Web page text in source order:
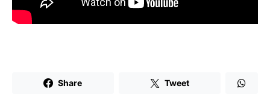
Share Tweet